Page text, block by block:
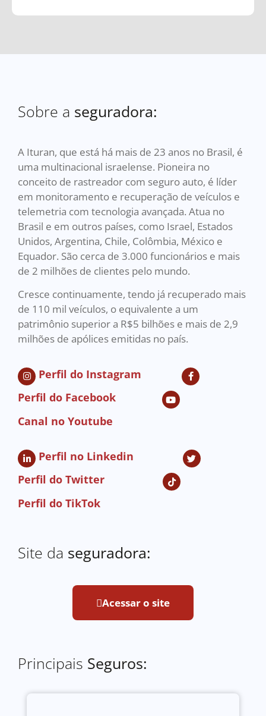
Sobre a seguradora:
A Ituran, que está há mais de 23 anos no Brasil, é
uma multinacional israelense. Pioneira no
conceito de rastreador com seguro auto, é líder
em monitoramento e recuperação de veículos e
telemetria com tecnologia avançada. Atua no
Brasil e em outros países, como Israel, Estados
Unidos, Argentina, Chile, Colômbia, México e
Equador. São cerca de 3.000 funcionários e mais
de 2 milhões de clientes pelo mundo.
Cresce continuamente, tendo já recuperado mais
de 110 mil veículos, o equivalente a um
patrimônio superior a R$5 bilhões e mais de 2,9
milhões de apólices emitidas no país.
Perfil do Instagram
Perfil do Facebook
Canal no Youtube
Perfil no Linkedin
Perfil do Twitter
Perfil do TikTok
Site da seguradora:
Acessar o site
Principais Seguros: